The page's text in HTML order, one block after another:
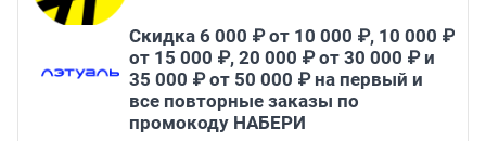
Скидка 6 000 ₽ от 10 000 ₽, 10 000 ₽
от 15 000 ₽, 20 000 ₽ от 30 000 ₽ и
35 000 ₽ от 50 000 ₽ на первый и
все повторные заказы по
промокоду НАБЕРИ